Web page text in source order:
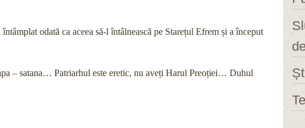
odată ca aceea să-l întâlnească pe Starețul Efrem și a început
– satana… Patriarhul este eretic, nu aveți Harul Preoției… Duhul